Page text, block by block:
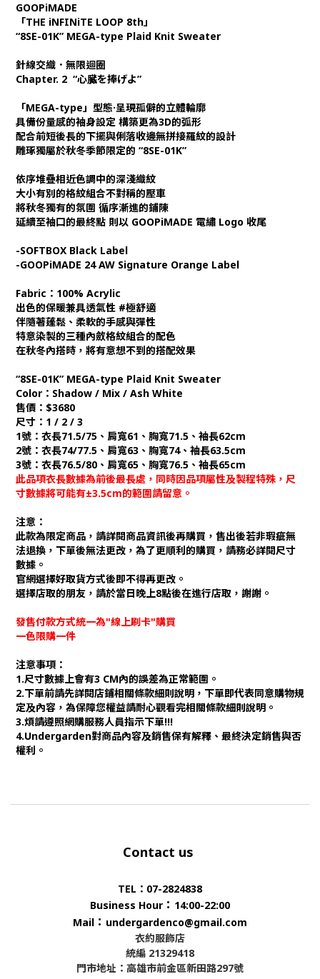
GOOPiMADE
「THE iNFINiTE LOOP 8th」
“8SE-01K” MEGA-type Plaid Knit Sweater
針線交織．無限迴圈
Chapter. 2 “心臓を捧げよ”
「MEGA-type」型態·呈現孤僻的立體輪廓
具備份量感的袖身設定 構築更為3D的弧形
配合前短後長的下擺與俐落收邊無拼接羅紋的設計
雕琢獨屬於秋冬季節限定的 “8SE-01K”
依序堆疊相近色調中的深淺織紋
大小有別的格紋組合不對稱的壓車
將秋冬獨有的氛圍 循序漸進的鋪陳
延續至袖口的最終點 則以 GOOPiMADE 電繡 Logo 收尾
-SOFTBOX Black Label
-GOOPiMADE 24 AW Signature Orange Label
Fabric：100% Acrylic
出色的保暖兼具透氣性 #極舒適
伴隨著蓬鬆、柔軟的手感與彈性
特意染製的三種內斂格紋組合的配色
在秋冬內搭時，將有意想不到的搭配效果
“8SE-01K” MEGA-type Plaid Knit Sweater
Color：Shadow / Mix / Ash White
售價：$3680
尺寸：1 / 2 / 3
1號：衣長71.5/75、肩寬61、胸寬71.5、袖長62cm
2號：衣長74/77.5、肩寬63、胸寬74、袖長63.5cm
3號：衣長76.5/80、肩寬65、胸寬76.5、袖長65cm
此品項衣長數據為前後最長處，同時因品項屬性及製程特殊，尺
寸數據將可能有±3.5cm的範圍請留意。
注意：
此款為限定商品，請詳閱商品資訊後再購買，售出後若非瑕疵無
法退換，下單後無法更改，為了更順利的購買，請務必詳閱尺寸
數據。
官網選擇好取貨方式後即不得再更改。
選擇店取的朋友，請於當日晚上8點後在進行店取，謝謝。
發售付款方式統一為"線上刷卡"購買
一色限購一件
注意事項：
1.尺寸數據上會有3 CM內的誤差為正常範圍。
2.下單前請先詳閱店鋪相關條款細則說明，下單即代表同意購物規
定及內容，為保障您權益請耐心觀看完相關條款細則說明。
3.煩請遵照網購服務人員指示下單!!!
4.Undergarden對商品內容及銷售保有解釋、最終決定銷售與否
權利。
Contact us
TEL：07-2824838
Business Hour ： 14:00-22:00
Mail ： undergardenco@gmail.com
衣約服飾店
統編 21329418
門市地址：高雄市前金區新田路297號